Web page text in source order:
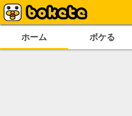
ホーム ボケる